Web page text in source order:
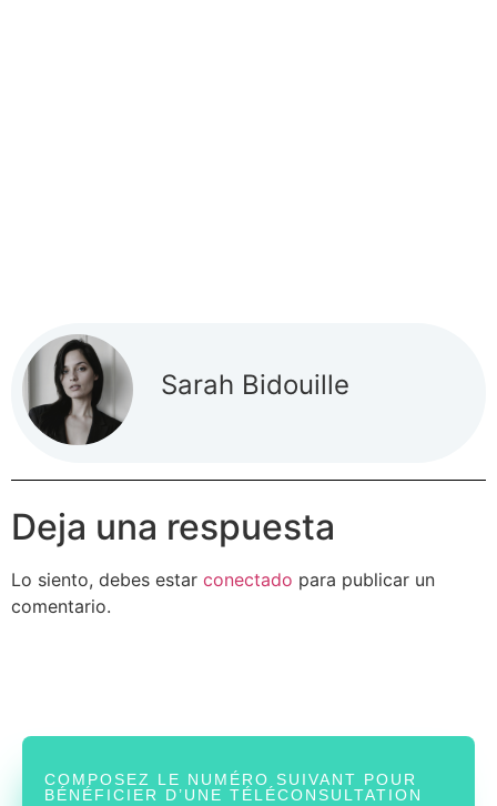
Sarah Bidouille
Deja una respuesta
Lo siento, debes estar conectado para publicar un
comentario.
COMPOSEZ LE NUMÉRO SUIVANT POUR
BÉNÉFICIER D’UNE TÉLÉCONSULTATION